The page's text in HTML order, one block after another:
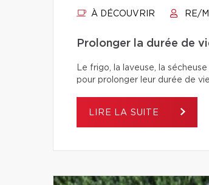
À DÉCOUVRIR RE/
Prolonger la durée de
Le frigo, la laveuse, la
pour prolonger leur durée de
LIRE LA SUITE